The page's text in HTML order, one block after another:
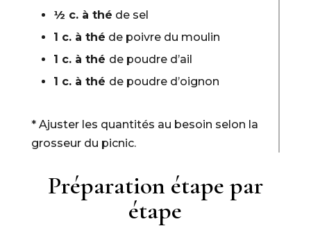
½ c. à thé de sel
1 c. à thé de poivre du moulin
1 c. à thé de poudre d’ail
1 c. à thé de poudre d’oignon
* Ajuster les quantités au besoin selon la
grosseur du picnic.
Préparation étape par
étape